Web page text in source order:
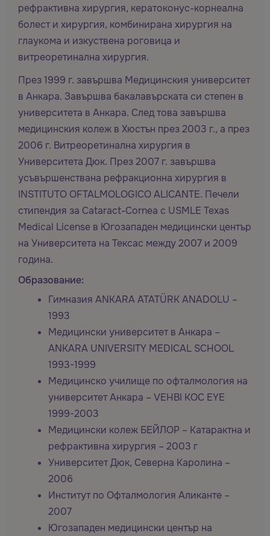
рефрактивна хирургия, кератоконус-корнеална
болест и хирургия, комбинирана хирургия на
глаукома и изкуствена роговица и
витреоретинална хирургия.
През 1999 г. завършва Медицинския университет
в Анкара. Завършва бакалавърската си степен в
университета в Анкара. След това завършва
медицинския колеж в Хюстън през 2003 г., а през
2006 г. Витреоретинална хирургия в
Университета Дюк. През 2007 г. завършва
усъвършенствана рефракционна хирургия в
INSTITUTO OFTALMOLOGICO ALICANTE. Печели
стипендия за Cataract-Cornea с USMLE Texas
Medical License в Югозападен медицински център
на Университета на Тексас между 2007 и 2009
година.
Образование:
Гимназия ANKARA ATATÜRK ANADOLU –
1993
Медицински университет в Анкара –
ANKARA UNIVERSITY MEDICAL SCHOOL
1993-1999
Медицинско училище по офталмология на
университет Анкара – VEHBI KOC EYE
1999-2003
Медицински колеж БЕЙЛОР – Катарактна и
рефрактивна хирургия – 2003 г
Университет Дюк, Северна Каролина –
2006
Институт по Офталмология Аликанте –
2007
Югозападен медицински център на